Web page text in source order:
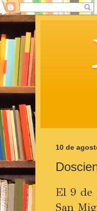
10 de
El 9 de
San